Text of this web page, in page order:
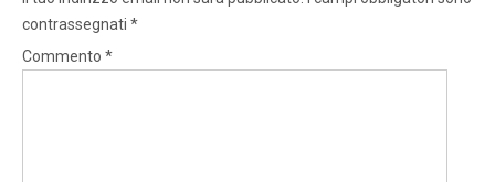
contrassegnati *
Commento *